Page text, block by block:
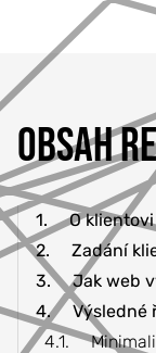
OBSAH
1.
O klientovi
2.
Zadání
3.
Jak web
4.
Výsledné
4.1.